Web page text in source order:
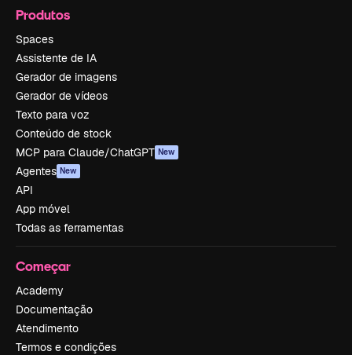
Produtos
Spaces
Assistente de IA
Gerador de imagens
Gerador de vídeos
Texto para voz
Conteúdo de stock
MCP para Claude/ChatGPT New
Agentes New
API
App móvel
Todas as ferramentas
Começar
Academy
Documentação
Atendimento
Termos e condições